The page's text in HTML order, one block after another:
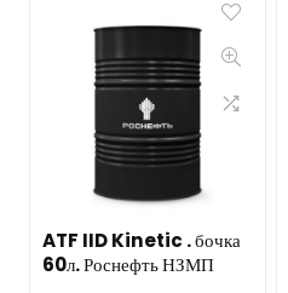
ATF IID Kinetic . бочка
60л. Роснефть НЗМП